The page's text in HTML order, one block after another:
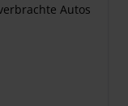
Autos